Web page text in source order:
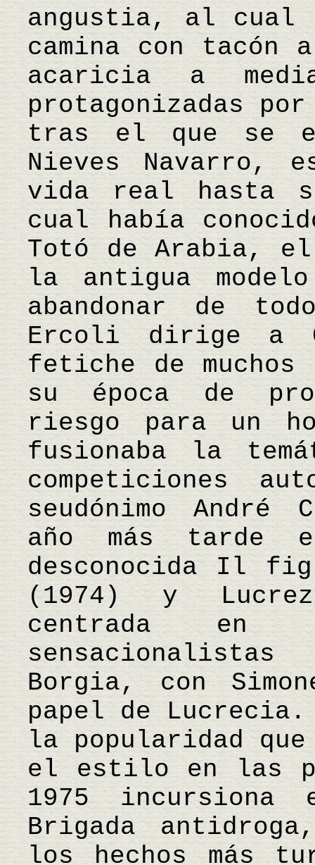
angustia, al cual
camina con tacón
acaricia a
protagonizadas
tras el que se
Nieves Navarro,
vida real hasta
cual había
Totó de Arabia,
la antigua
abandonar de
Ercoli dirige a
fetiche de
su época de
riesgo para un
fusionaba la
competiciones
seudónimo
año más tarde
desconocida Il
(1974) y
centrada en
Borgia, con
papel de
la popularidad que
el estilo en las
1975
Brigada
los hechos más